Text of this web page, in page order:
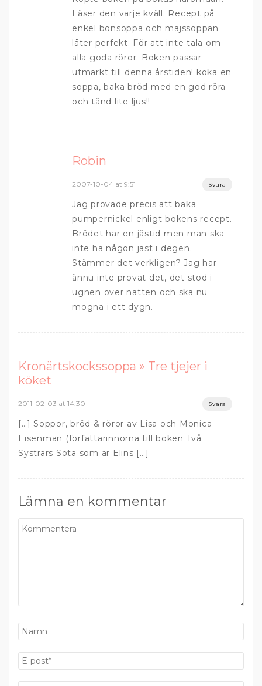
Läser den varje kväll. Recept på
enkel bönsoppa och majssoppan
låter perfekt. För att inte tala om
alla goda röror. Boken passar
utmärkt till denna årstiden! koka en
soppa, baka bröd med en god röra
och tänd lite ljus!!
Robin
2007-10-04 at 9:51 Svara
Jag provade precis att baka
pumpernickel enligt bokens recept.
Brödet har en jästid men man ska
inte ha någon jäst i degen.
Stämmer det verkligen? Jag har
ännu inte provat det, det stod i
ugnen över natten och ska nu
mogna i ett dygn.
Kronärtskockssoppa » Tre tjejer i
köket
2011-02-03 at 14:30 Svara
[…] Soppor, bröd & röror av Lisa och Monica
Eisenman (författarinnorna till boken Två
Systrars Söta som är Elins […]
Lämna en kommentar